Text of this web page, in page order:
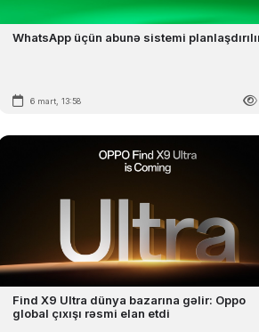
WhatsApp üçün abunə sistemi
6 mart, 13:58
Find X9 Ultra dünya bazarına gəlir: Oppo
global çıxışı rəsmi elan etdi